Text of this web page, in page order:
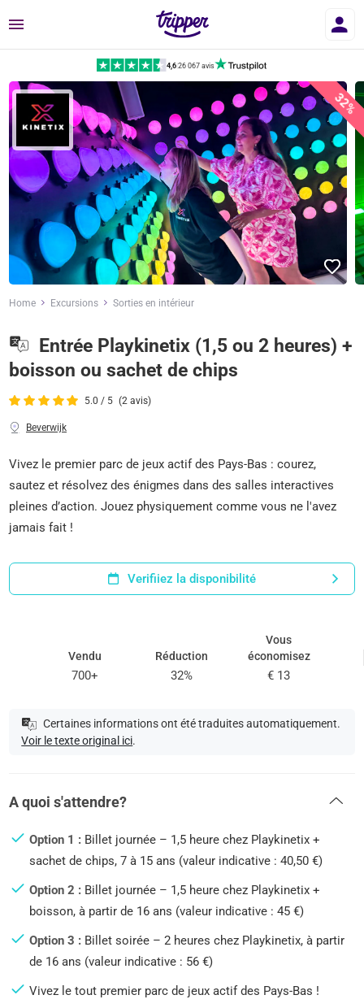
Menu
4,6|26 067 avis
32%
Home Excursions Sorties en intérieur
Entrée Playkinetix (1,5 ou 2 heures) +
boisson ou sachet de chips
5.0 / 5 (2 avis)
Beverwijk
Vivez le premier parc de jeux actif des Pays-Bas : courez,
sautez et résolvez des énigmes dans des salles interactives
pleines d’action. Jouez physiquement comme vous ne l'avez
jamais fait !
Verifiiez la disponibilité
Vendu
700+
Réduction
32%
Vous
économisez
€ 13
Certaines informations ont été traduites automatiquement.
Voir le texte original ici.
A quoi s'attendre?
Option 1 : Billet journée – 1,5 heure chez Playkinetix +
sachet de chips, 7 à 15 ans (valeur indicative : 40,50 €)
Option 2 : Billet journée – 1,5 heure chez Playkinetix +
boisson, à partir de 16 ans (valeur indicative : 45 €)
Option 3 : Billet soirée – 2 heures chez Playkinetix, à partir
de 16 ans (valeur indicative : 56 €)
Vivez le tout premier parc de jeux actif des Pays-Bas !